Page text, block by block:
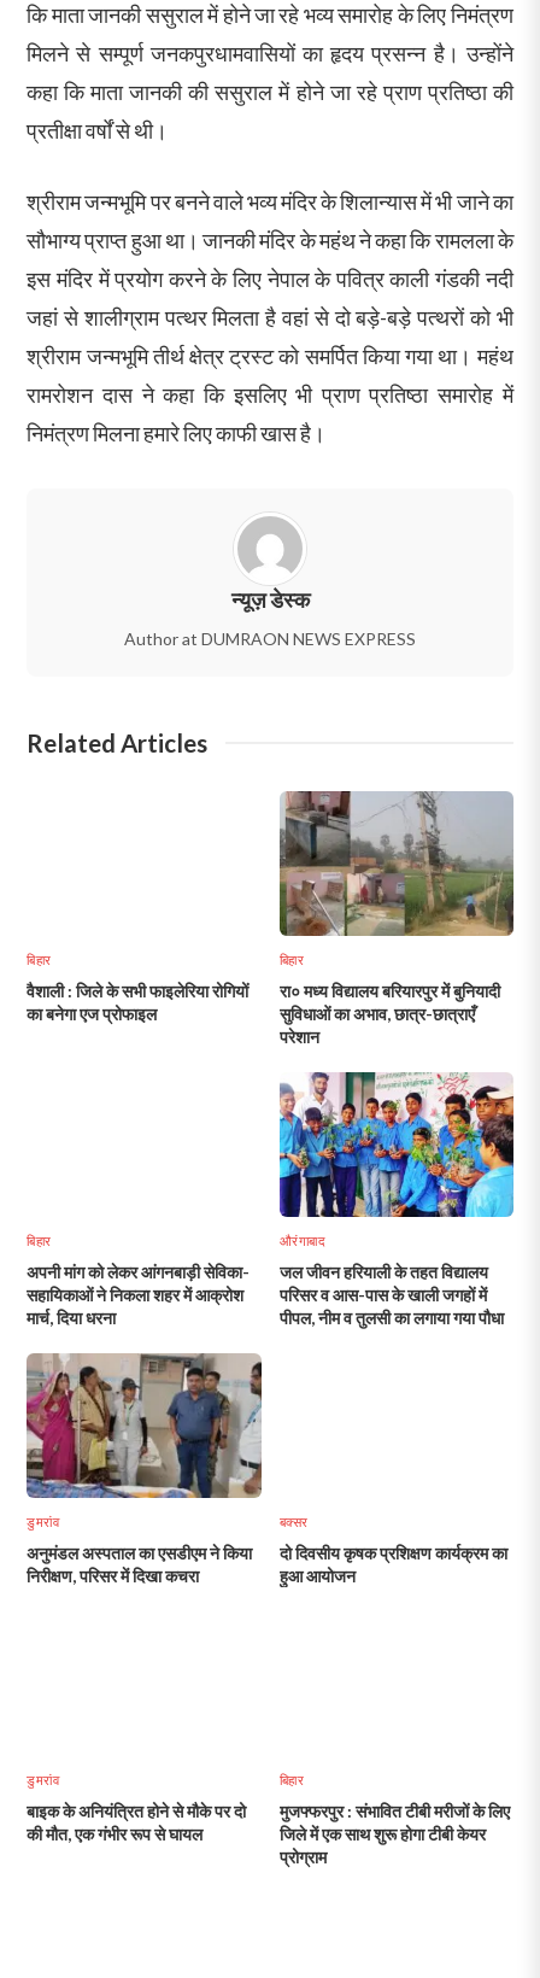
कि माता जानकी ससुराल में होने जा रहे भव्य समारोह के लिए निमंत्रण
मिलने से सम्पूर्ण जनकपुरधामवासियों का हृदय प्रसन्न है। उन्होंने
कहा कि माता जानकी की ससुराल में होने जा रहे प्राण प्रतिष्ठा की
प्रतीक्षा वर्षों से थी।
श्रीराम जन्मभूमि पर बनने वाले भव्य मंदिर के शिलान्यास में भी जाने का
सौभाग्य प्राप्त हुआ था। जानकी मंदिर के महंथ ने कहा कि रामलला के
इस मंदिर में प्रयोग करने के लिए नेपाल के पवित्र काली गंडकी नदी
जहां से शालीग्राम पत्थर मिलता है वहां से दो बड़े-बड़े पत्थरों को भी
श्रीराम जन्मभूमि तीर्थ क्षेत्र ट्रस्ट को समर्पित किया गया था। महंथ
रामरोशन दास ने कहा कि इसलिए भी प्राण प्रतिष्ठा समारोह में
निमंत्रण मिलना हमारे लिए काफी खास है।
न्यूज़ डेस्क
Author at DUMRAON NEWS EXPRESS
Related Articles
बिहार
वैशाली : जिले के सभी फाइलेरिया रोगियों
का बनेगा एज प्रोफाइल
बिहार
रा० मध्य विद्यालय बरियारपुर में बुनियादी
सुविधाओं का अभाव, छात्र-छात्राएँ
परेशान
बिहार
अपनी मांग को लेकर आंगनबाड़ी सेविका-
सहायिकाओं ने निकला शहर में आक्रोश
मार्च, दिया धरना
औरंगाबाद
जल जीवन हरियाली के तहत विद्यालय
परिसर व आस-पास के खाली जगहों में
पीपल, नीम व तुलसी का लगाया गया पौधा
डुमरांव
अनुमंडल अस्पताल का एसडीएम ने किया
निरीक्षण, परिसर में दिखा कचरा
बक्सर
दो दिवसीय कृषक प्रशिक्षण कार्यक्रम का
हुआ आयोजन
डुमरांव
बाइक के अनियंत्रित होने से मौके पर दो
की मौत, एक गंभीर रूप से घायल
बिहार
मुजफ्फरपुर : संभावित टीबी मरीजों के लिए
जिले में एक साथ शुरू होगा टीबी केयर
प्रोग्राम